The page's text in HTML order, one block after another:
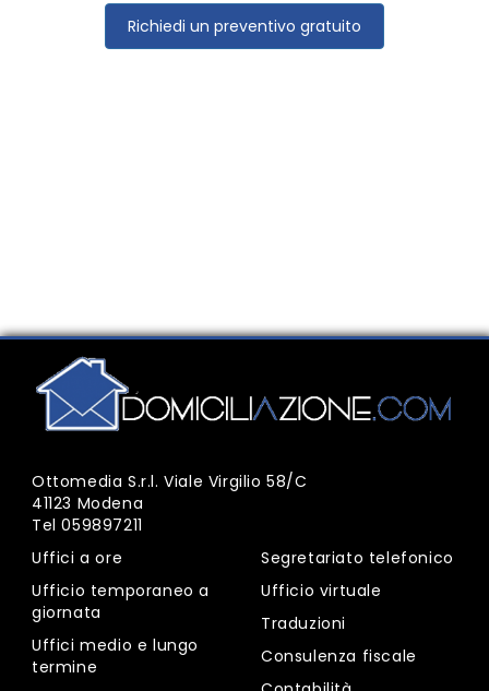
Richiedi un preventivo gratuito
Ottomedia S.r.l. Viale Virgilio 58/C
41123 Modena
Tel059897211
Uffici a ore
Ufficio temporaneo a
giornata
Uffici medio e lungo
termine
Segretariato telefonico
Ufficio virtuale
Traduzioni
Consulenza fiscale